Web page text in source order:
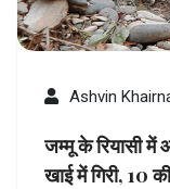
Ashvin
जम्मू के रियासी में
खाई में गिरी, 10